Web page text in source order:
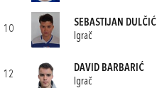
10
SEBASTIJAN DULČIĆ
Igrač
12
DAVID BARBARIĆ
Igrač